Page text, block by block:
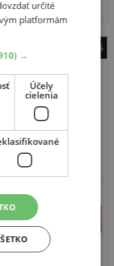
ks.
-41%
94V
+
–
prac. deň
určité
platformám
→
Účely
cielenia